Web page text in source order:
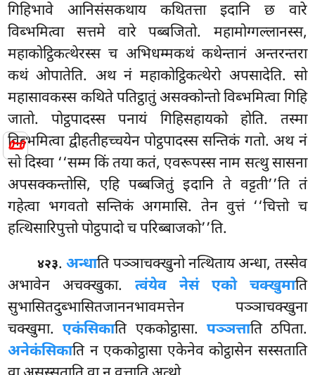
📜
गिहिभावे आनिसंसकथाय कथितत्ता इदानि छ वारे
विब्भमित्वा सत्तमे वारे पब्बजितो. महामोग्गल्लानस्स,
महाकोट्ठिकत्थेरस्स च अभिधम्मकथं कथेन्तानं अन्तरन्तरा
कथं ओपातेति. अथ नं महाकोट्ठिकत्थेरो अपसादेति. सो
महासावकस्स कथिते पतिट्ठातुं असक्कोन्तो विब्भमित्वा गिहि
जातो. पोट्ठपादस्स पनायं गिहिसहायको होति. तस्मा
विब्भमित्वा द्वीहतीहच्चयेन पोट्ठपादस्स सन्तिकं गतो. अथ नं
सो दिस्वा ‘‘सम्म किं तया कतं, एवरूपस्स नाम सत्थु सासना
अपसक्कन्तोसि, एहि पब्बजितुं इदानि ते वट्टती’’ति तं
गहेत्वा भगवतो सन्तिकं अगमासि. तेन वुत्तं ‘‘चित्तो च
हत्थिसारिपुत्तो पोट्ठपादो च परिब्बाजको’’ति.
४२३.अन्धाति पञ्ञाचक्खुनो नत्थिताय अन्धा, तस्सेव
अभावेन अचक्खुका.त्वंयेव नेसं एको चक्खुमाति
सुभासितदुब्भासितजाननभावमत्तेन पञ्ञाचक्खुना
चक्खुमा.एकंसिकाति एककोट्ठासा. पञ्ञत्ताति ठपिता.
अनेकंसिकाति न एककोट्ठासा एकेनेव कोट्ठासेन सस्सताति